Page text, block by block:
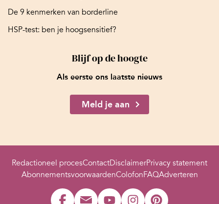
De 9 kenmerken van borderline
HSP-test: ben je hoogsensitief?
Blijf op de hoogte
Als eerste ons laatste nieuws
Meld je aan
Redactioneel procesContactDisclaimerPrivacy statement
AbonnementsvoorwaardenColofonFAQAdverteren